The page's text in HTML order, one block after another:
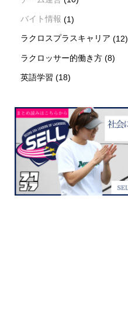
バイト情報 (1)
ラクロスプラスキャリア (12)
ラクロッサー的働き方 (8)
英語学習 (18)